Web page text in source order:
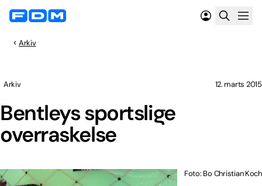
Arkiv
Bentleys sportslige
overraskelse
Arkiv 12. marts 2015
Foto: Bo Christian Koch